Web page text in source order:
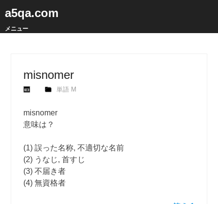
a5qa.com
メニュー
misnomer
単語 M
misnomer
意味は？
(1) 誤った名称, 不適切な名前
(2) うなじ, 首すじ
(3) 不届き者
(4) 無資格者